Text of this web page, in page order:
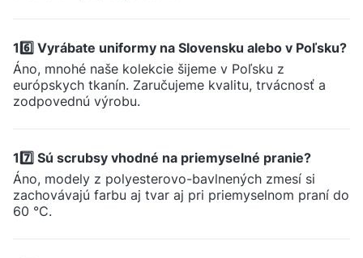
16️⃣ Vyrábate uniformy na Slovensku alebo v Poľsku?
Áno, mnohé naše kolekcie šijeme v Poľsku z
európskych tkanín. Zaručujeme kvalitu, trvácnosť a
zodpovednú výrobu.
17️⃣ Sú scrubsy vhodné na priemyselné pranie?
Áno, modely z polyesterovo-bavlnených zmesí si
zachovávajú farbu aj tvar aj pri priemyselnom praní do
60 °C.